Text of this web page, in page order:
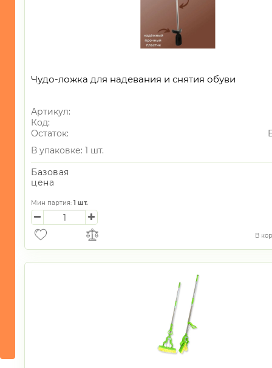
Чудо-ложка для надевания и снятия обуви
Артикул:
Код:
Остаток:
В упаковке: 1 шт.
Базовая
цена
Мин партия: 1 шт.
В